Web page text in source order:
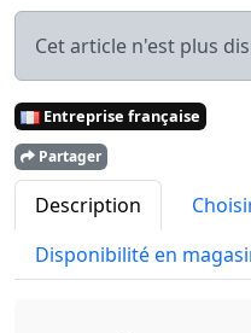
Cet article n'est plus
Entreprise française
Partager
Description
Disponibilité en